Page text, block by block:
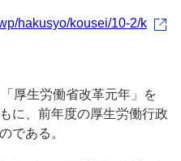
hakusyo/kousei/10-2/k
厚生労働省改革元年」を
に、前年度の厚生労働行政
である。